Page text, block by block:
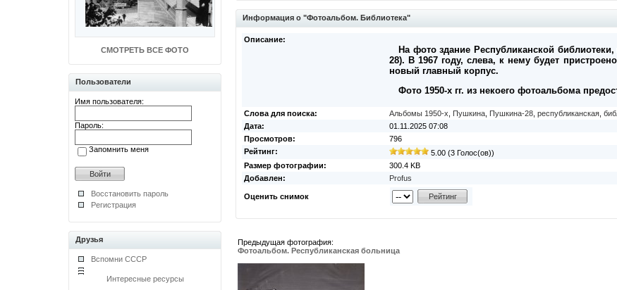
СМОТРЕТЬ ВСЕ ФОТО
Пользователи
Имя пользователя:
Пароль:
Запомнить меня
Восстановить пароль
Регистрация
Друзья
Вспомни СССР
Интересные ресурсы
Информация о "Фотоальбом. Библиотека"
Описание:
На фото здание Республиканской
28). В 1967 году, слева, к нему будет
новый главный корпус.
Фото 1950-х гг. из некоего фотоальбома
Слова для поиска: Альбомы 1950-х Пушкина Пушкина-28 республиканская
Дата:
01.11.2025 07:08
Просмотров:
796
Рейтинг:
5.00 (3 Голос(ов))
Размер фотографии:
300.4 KB
Добавлен:
Profus
Оценить снимок
Предыдущая фотография:
Фотоальбом. Республиканская больница